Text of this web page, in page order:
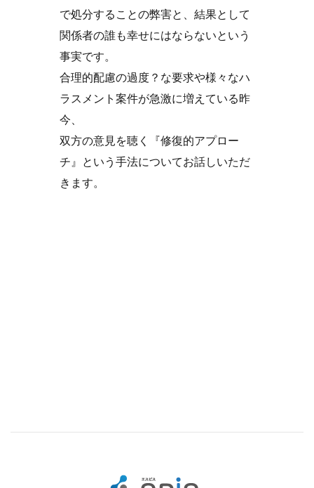
で処分することの弊害と、結果として
関係者の誰も幸せにはならないという
事実です。
合理的配慮の過度？な要求や様々なハ
ラスメント案件が急激に増えている昨
今、
双方の意見を聴く『修復的アプロー
チ』という手法についてお話しいただ
きます。